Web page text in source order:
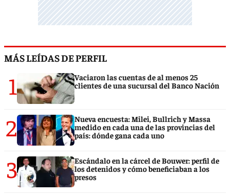
MÁS LEÍDAS DE PERFIL
1
Vaciaron las cuentas de al menos 25
clientes de una sucursal del Banco Nación
2
Nueva encuesta: Milei, Bullrich y Massa
medido en cada una de las provincias del
país: dónde gana cada uno
3
Escándalo en la cárcel de Bouwer: perfil de
los detenidos y cómo beneficiaban a los
presos